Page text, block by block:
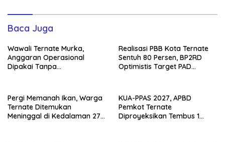
Baca Juga
Wawali Ternate Murka,
Anggaran Operasional
Dipakai Tanpa
Realisasi PBB Kota Ternate
Sentuh 80 Persen, BP2RD
Optimistis Target PAD
Pergi Memanah Ikan, Warga
Ternate Ditemukan
Meninggal di Kedalaman 27
KUA-PPAS 2027, APBD
Pemkot Ternate
Diproyeksikan Tembus 1